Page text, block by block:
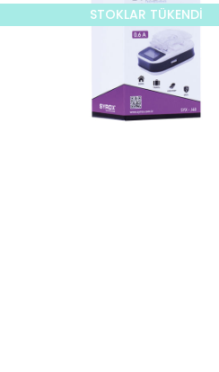
STOKLAR TÜKENDİ